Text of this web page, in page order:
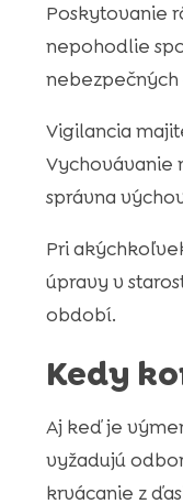
Poskytovanie
nepohodlie
Vigilancia
Vychovávanie
správna
Pri
úpravy v
období.
Kedy
Aj keď je
vyžadujú
krvácanie z